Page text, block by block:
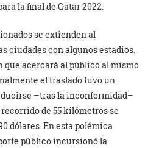
la final de Qatar 2022.
se extienden al
ciudades con algunos estadios.
que acercará al público al mismo
el traslado tuvo un
–tras la inconformidad–
recorrido de 55 kilómetros se
dólares. En esta polémica
público incursionó la